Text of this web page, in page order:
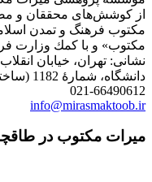
از كوشش‌های محققان و
مكتوب فرهنگ و تمدن
مكتوب» و با كمك وزارت
نشانی: تهران، خیابان
دانشگاه، شمارۀ 1182 (ساختمان فروردین)، طبقۀ دوم
021-66490612
info@mirasmaktoob.ir
میرات مکتوب در